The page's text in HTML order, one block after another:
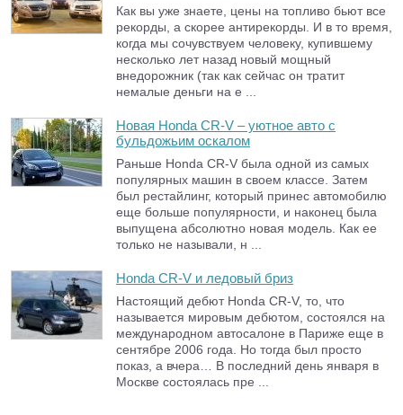
Как вы уже знаете, цены на топливо бьют все
рекорды, а скорее антирекорды. И в то время,
когда мы сочувствуем человеку, купившему
несколько лет назад новый мощный
внедорожник (так как сейчас он тратит
немалые деньги на е ...
Новая Honda CR-V – уютное авто с
бульдожьим оскалом
Раньше Honda CR-V была одной из самых
популярных машин в своем классе. Затем
был рестайлинг, который принес автомобилю
еще больше популярности, и наконец была
выпущена абсолютно новая модель. Как ее
только не называли, н ...
Honda CR-V и ледовый бриз
Настоящий дебют Honda CR-V, то, что
называется мировым дебютом, состоялся на
международном автосалоне в Париже еще в
сентябре 2006 года. Но тогда был просто
показ, а вчера… В последний день января в
Москве состоялась пре ...